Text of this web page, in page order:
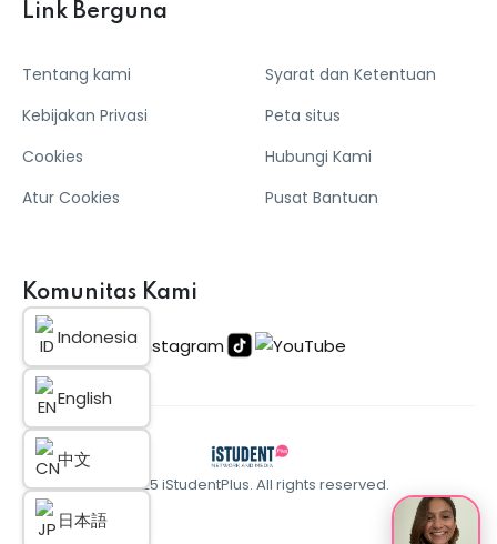
Link Berguna
Tentang kami
Kebijakan Privasi
Cookies
Atur Cookies
Syarat dan Ketentuan
Peta situs
Hubungi Kami
Pusat Bantuan
Komunitas Kami
© 2025 iStudentPlus. All rights reserved.
Indonesia
English
中文
日本語